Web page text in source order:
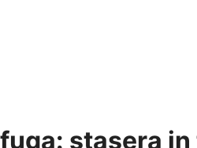
stasera